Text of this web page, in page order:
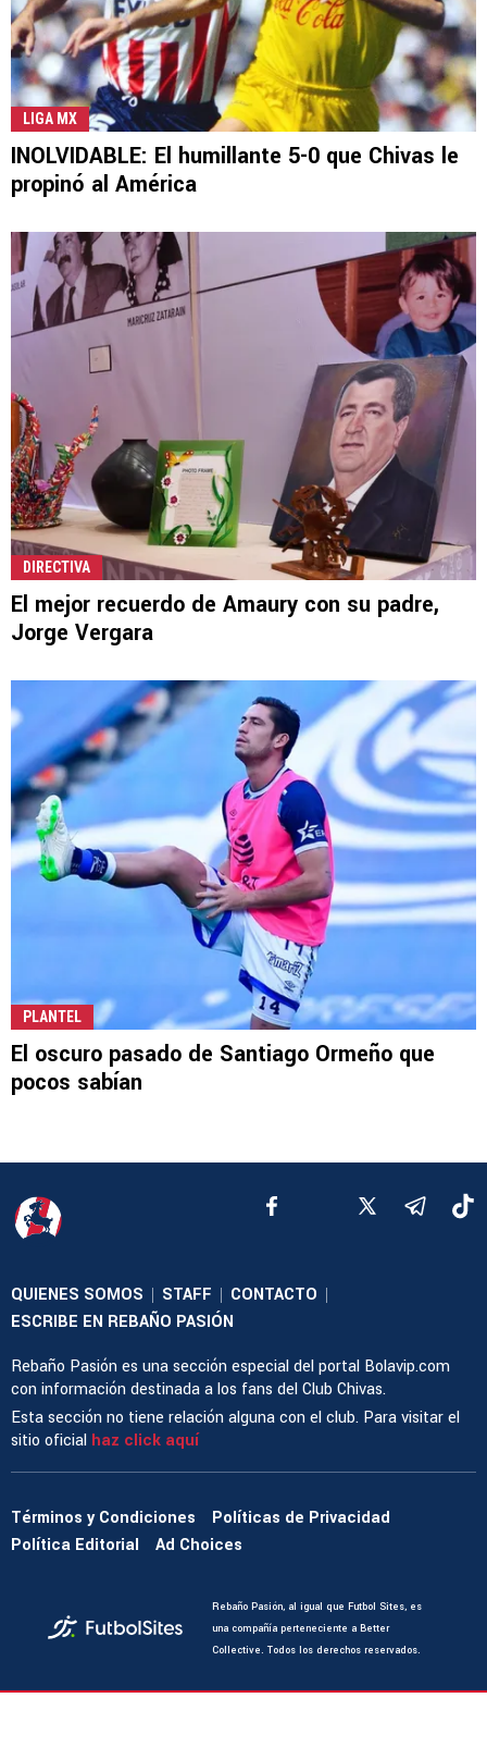
LIGA MX
INOLVIDABLE: El humillante 5-0 que Chivas le
propinó al América
DIRECTIVA
El mejor recuerdo de Amaury con su padre,
Jorge Vergara
PLANTEL
El oscuro pasado de Santiago Ormeño que
pocos sabían
QUIENES SOMOS | STAFF | CONTACTO |
ESCRIBE EN REBAÑO PASIÓN
Rebaño Pasión es una sección especial del portal Bolavip.com
con información destinada a los fans del Club Chivas.
Esta sección no tiene relación alguna con el club. Para visitar el
sitio oficial haz click aquí
Términos y Condiciones
Políticas de Privacidad
Política Editorial
Ad Choices
Rebaño Pasión, al igual que Futbol Sites, es
una compañía perteneciente a Better
Collective. Todos los derechos reservados.